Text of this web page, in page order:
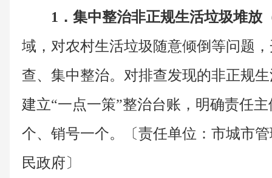
1．集中整治非正规生活垃圾堆放
域，对农村生活垃圾随意倾倒等问题
查、集中整治。对排查发现的非正规
建立“一点一策”整治台账，明确责任
个、销号一个。〔责任单位：市城市
民政府〕